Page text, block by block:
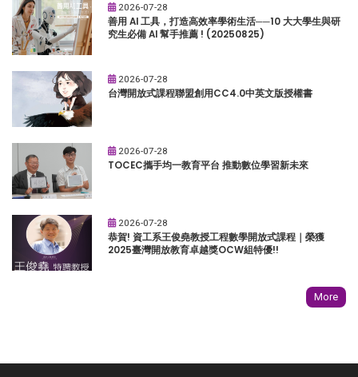
2026-07-28
善用 AI 工具，打造高效率學術生活──10 大大學生與研
究生必備 AI 幫手推薦 ! (20250825)
2026-07-28
台灣開放式課程聯盟創用CC4.0中英文版授權書
2026-07-28
TOCEC攜手均一教育平台 推動數位學習新未來
2026-07-28
恭賀! 資工系王俊堯教授工程數學開放式課程｜榮獲
2025臺灣開放教育卓越獎OCW組特優!!
More